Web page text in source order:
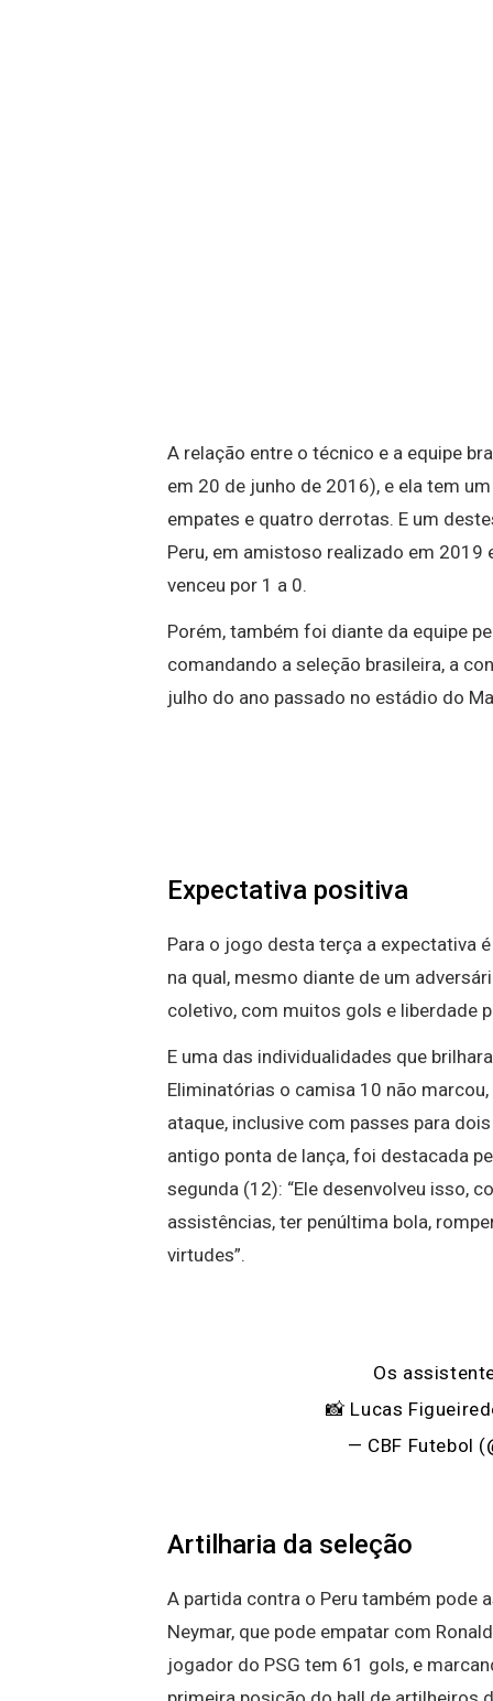
A relação entre o técnico e a equipe
em 20 de junho de 2016), e ela tem
empates e quatro derrotas. E um
Peru, em amistoso realizado em 2019
venceu por 1 a 0.
Porém, também foi diante da equipe
comandando a seleção brasileira, a
julho do ano passado no estádio do
Expectativa positiva
Para o jogo desta terça a expectativa
na qual, mesmo diante de um
coletivo, com muitos gols e liberdade
E uma das individualidades que
Eliminatórias o camisa 10 não
ataque, inclusive com passes para
antigo ponta de lança, foi destacada
segunda (12): “Ele desenvolveu isso,
assistências, ter penúltima bola,
virtudes”.
Os
📸 Lucas
— CBF Futebol
Artilharia da seleção
A partida contra o Peru também pode
Neymar, que pode empatar com
jogador do PSG tem 61 gols, e